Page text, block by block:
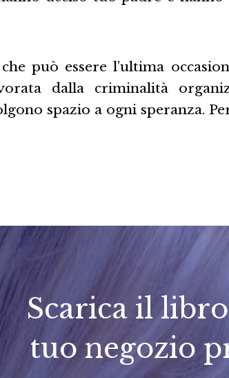
può essere l’ultima
dalla criminalità
spazio a ogni speranza.
Scarica il
tuo negozio